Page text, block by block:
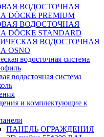
ВОДОСТОЧНАЯ
DÖCKE PREMIUM
ВОДОСТОЧНАЯ
DÖCKE STANDARD
ВОДОСТОЧНАЯ
OSNO
водосточная система
водосточная система
и комплектующие к
ПАНЕЛЬ ОГРАЖДЕНИЯ